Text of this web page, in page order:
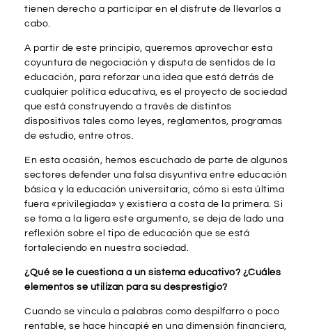
tienen derecho a participar en el disfrute de llevarlos a
cabo.
A partir de este principio, queremos aprovechar esta
coyuntura de negociación y disputa de sentidos de la
educación, para reforzar una idea que está detrás de
cualquier política educativa, es el proyecto de sociedad
que está construyendo a través de distintos
dispositivos tales como leyes, reglamentos, programas
de estudio, entre otros.
En esta ocasión, hemos escuchado de parte de algunos
sectores defender una falsa disyuntiva entre educación
básica y la educación universitaria, cómo si esta última
fuera «privilegiada» y existiera a costa de la primera. Si
se toma a la ligera este argumento, se deja de lado una
reflexión sobre el tipo de educación que se está
fortaleciendo en nuestra sociedad.
¿Qué se le cuestiona a un sistema educativo? ¿Cuáles
elementos se utilizan para su desprestigio?
Cuando se vincula a palabras como despilfarro o poco
rentable, se hace hincapié en una dimensión financiera,